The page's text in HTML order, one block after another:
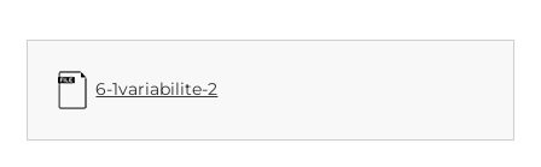
6-1variabilite-2